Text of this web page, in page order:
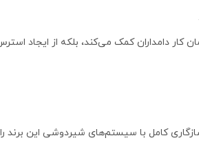
کار دامداران کمک می‌کند، بلکه از ایجاد
کامل با سیستم‌های شیردوشی این برند